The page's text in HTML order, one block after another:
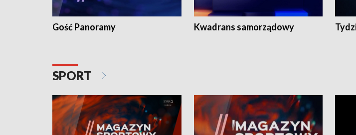
Gość Panoramy Kwadrans samorządowy
SPORT